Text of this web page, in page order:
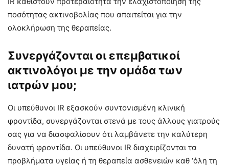
ποσότητας ακτινοβολίας που απαιτείται για την
ολοκλήρωση της θεραπείας.
Συνεργάζονται οι επεμβατικοί
ακτινολόγοι με την ομάδα των
ιατρών μου;
Οι υπεύθυνοι IR εξασκούν συντονισμένη κλινική
φροντίδα, συνεργάζονται στενά με τους άλλους γιατρούς
σας για να διασφαλίσουν ότι λαμβάνετε την καλύτερη
δυνατή φροντίδα. Οι υπεύθυνοι IR διαχειρίζονται τα
προβλήματα υγείας ή τη θεραπεία ασθενειών καθ ‘όλη τη